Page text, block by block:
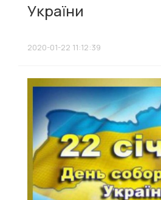
України
2020-01-22 11:12:39